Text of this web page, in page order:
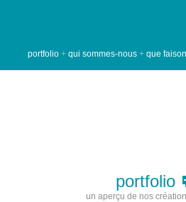
portfolio + qui sommes-nous + que
portfolio
un aperçu de nos